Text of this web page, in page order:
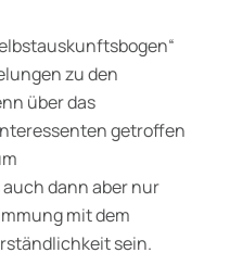
zu den
über das
getroffen
dann aber nur
mit dem
sein.